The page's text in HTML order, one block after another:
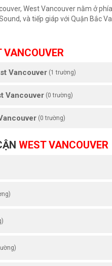
West Vancouver nằm ở
và tiếp giáp với Quận Bắc
VANCOUVER
Vancouver (1 trường)
Vancouver (0 trường)
(0 trường)
WEST VANCOUVER